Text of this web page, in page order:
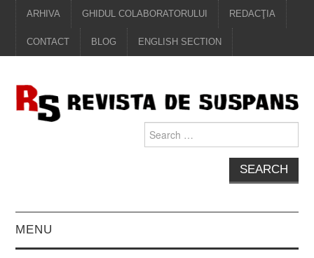
ARHIVA GHIDUL COLABORATORULUI REDACŢIA
CONTACT BLOG ENGLISH SECTION
for:
MENU